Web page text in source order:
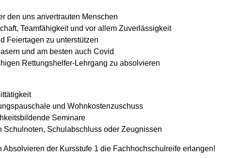
den uns anvertrauten Menschen
Teamfähigkeit und vor allem Zuverlässigkeit
Feiertagen zu unterstützen
und am besten auch Covid
Rettungshelfer-Lehrgang zu absolvieren
und Wohnkostenzuschuss
Seminare
Schulabschluss oder Zeugnissen
der Kursstufe 1 die Fachhochschulreife erlangen!